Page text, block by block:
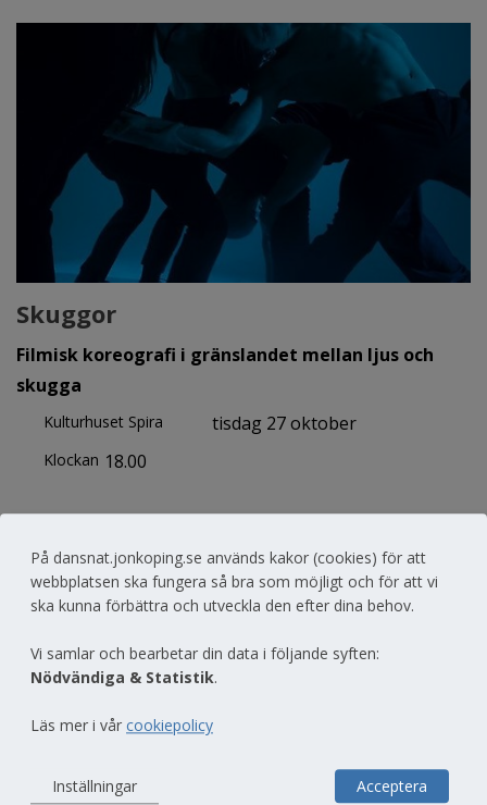
Skuggor
Filmisk koreografi i gränslandet mellan ljus och
skugga
Kulturhuset Spira tisdag 27 oktober
Klockan 18.00
Miramos
På dansnat.jonkoping.se används kakor (cookies) för att
webbplatsen ska fungera så bra som möjligt och för att vi
ska kunna förbättra och utveckla den efter dina behov.
Vi samlar och bearbetar din data i följande syften:
Nödvändiga & Statistik.
Läs mer i vår cookiepolicy
Inställningar Acceptera